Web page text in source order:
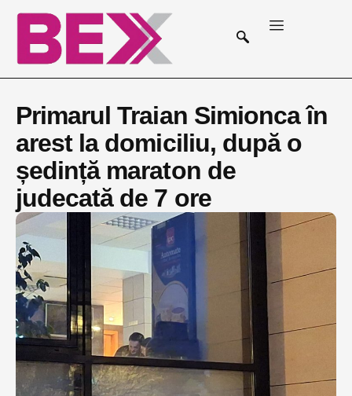
Primarul Traian Simionca în
arest la domiciliu, după o
ședință maraton de
judecată de 7 ore